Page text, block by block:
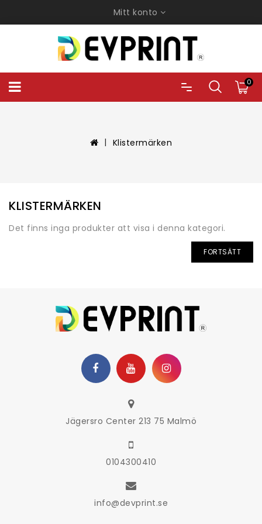
Mitt konto
0
Klistermärken
KLISTERMÄRKEN
Det finns inga produkter att visa i denna kategori.
FORTSÄTT
Jägersro Center 213 75 Malmö
0104300410
info@devprint.se